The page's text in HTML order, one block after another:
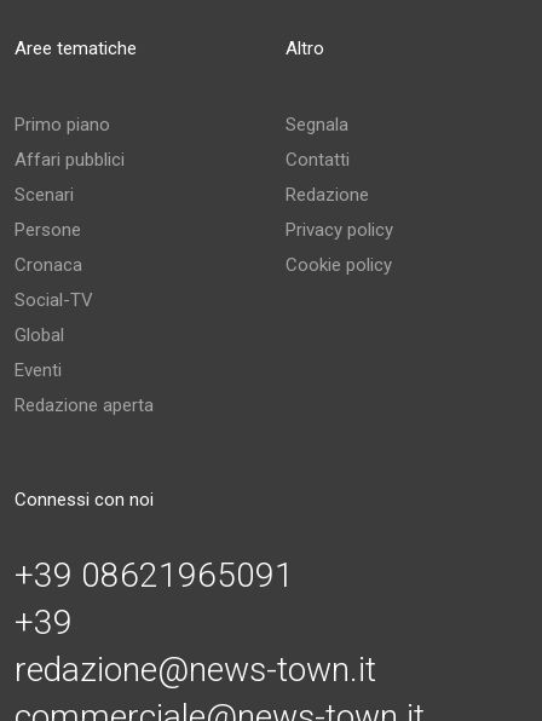
Aree tematiche
Primo piano
Affari pubblici
Scenari
Persone
Cronaca
Social-TV
Global
Eventi
Redazione aperta
Altro
Segnala
Contatti
Redazione
Privacy policy
Cookie policy
Connessi con noi
+39 08621965091
+39
redazione@news-town.it